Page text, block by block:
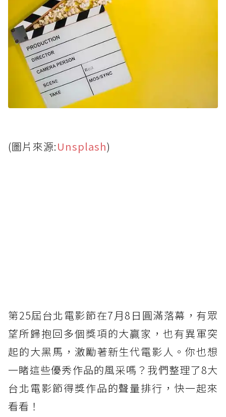
(圖片來源:Unsplash)
第25屆台北電影節在7月8日圓滿落幕，有眾
望所歸抱回多個獎項的大贏家，也有異軍突
起的大黑馬，激勵著新生代電影人。你也想
一睹這些優秀作品的風采嗎？我們整理了8大
台北電影節得獎作品的聲量排行，快一起來
看看！